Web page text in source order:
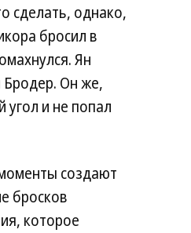
сделать, однако,
бросил в
Ян
Бродер. Он же,
угол и не попал
создают
бросков
которое